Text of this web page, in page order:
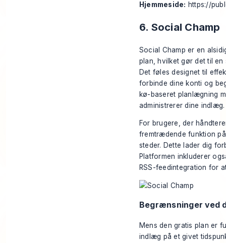
Hjemmeside: https://
6. Social Champ
Social Champ er en
plan, hvilket gør det til
Det føles designet til
forbinde dine konti og
kø-baseret planlægning
administrerer dine indlæg.
For brugere, der
fremtrædende funktion
steder. Dette lader dig
Platformen inkluderer
RSS-feedintegration for
Begrænsninger ved
Mens den gratis plan er
indlæg på et givet